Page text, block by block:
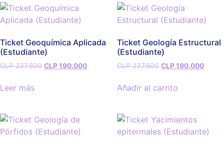
Ticket Geoquímica Aplicada
(Estudiante)
CLP237.500 CLP190.000
Leer más
Ticket Geología Estructural
(Estudiante)
CLP237.500 CLP190.000
Añadir al carrito